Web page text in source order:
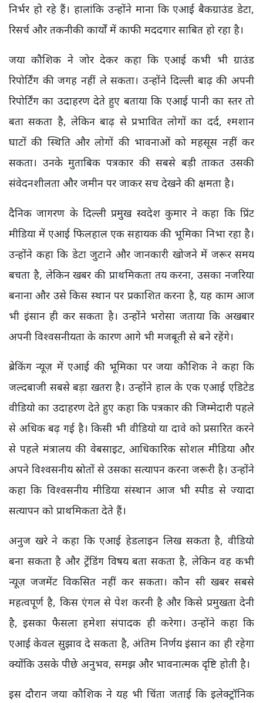
निर्भर हो रहे हैं। हालांकि उन्होंने माना कि एआई बैकग्राउंड डेटा,
रिसर्च और तकनीकी कार्यों में काफी मददगार साबित हो रहा है।
जया कौशिक ने जोर देकर कहा कि एआई कभी भी ग्राउंड
रिपोर्टिंग की जगह नहीं ले सकता। उन्होंने दिल्ली बाढ़ की अपनी
रिपोर्टिंग का उदाहरण देते हुए बताया कि एआई पानी का स्तर तो
बता सकता है, लेकिन बाढ़ से प्रभावित लोगों का दर्द, श्मशान
घाटों की स्थिति और लोगों की भावनाओं को महसूस नहीं कर
सकता। उनके मुताबिक पत्रकार की सबसे बड़ी ताकत उसकी
संवेदनशीलता और जमीन पर जाकर सच देखने की क्षमता है।
दैनिक जागरण के दिल्ली प्रमुख स्वदेश कुमार ने कहा कि प्रिंट
मीडिया में एआई फिलहाल एक सहायक की भूमिका निभा रहा है।
उन्होंने कहा कि डेटा जुटाने और जानकारी खोजने में जरूर समय
बचता है, लेकिन खबर की प्राथमिकता तय करना, उसका नजरिया
बनाना और उसे किस स्थान पर प्रकाशित करना है, यह काम आज
भी इंसान ही कर सकता है। उन्होंने भरोसा जताया कि अखबार
अपनी विश्वसनीयता के कारण आगे भी मजबूती से बने रहेंगे।
ब्रेकिंग न्यूज़ में एआई की भूमिका पर जया कौशिक ने कहा कि
जल्दबाजी सबसे बड़ा खतरा है। उन्होंने हाल के एक एआई एडिटेड
वीडियो का उदाहरण देते हुए कहा कि पत्रकार की जिम्मेदारी पहले
से अधिक बढ़ गई है। किसी भी वीडियो या दावे को प्रसारित करने
से पहले मंत्रालय की वेबसाइट, आधिकारिक सोशल मीडिया और
अपने विश्वसनीय स्रोतों से उसका सत्यापन करना जरूरी है। उन्होंने
कहा कि विश्वसनीय मीडिया संस्थान आज भी स्पीड से ज्यादा
सत्यापन को प्राथमिकता देते हैं।
अनुज खरे ने कहा कि एआई हेडलाइन लिख सकता है, वीडियो
बना सकता है और ट्रेंडिंग विषय बता सकता है, लेकिन वह कभी
न्यूज़ जजमेंट विकसित नहीं कर सकता। कौन सी खबर सबसे
महत्वपूर्ण है, किस एंगल से पेश करनी है और किसे प्रमुखता देनी
है, इसका फैसला हमेशा संपादक ही करेगा। उन्होंने कहा कि
एआई केवल सुझाव दे सकता है, अंतिम निर्णय इंसान का ही रहेगा
क्योंकि उसके पीछे अनुभव, समझ और भावनात्मक दृष्टि होती है।
इस दौरान जया कौशिक ने यह भी चिंता जताई कि इलेक्ट्रॉनिक